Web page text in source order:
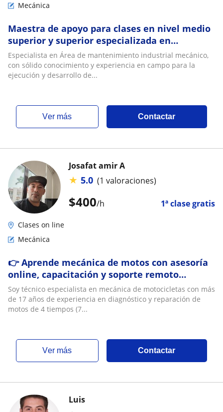
Mecánica
Maestra de apoyo para clases en nivel medio
superior y superior especializada en
conocimientos sólidos en mantenimiento
mecánico
Especialista en Área de mantenimiento industrial mecánico,
con sólido conocimiento y experiencia en campo para la
ejecución y desarrollo de...
ver más Contactar
$400/h 1ª clase gratis
Josafat amir A
★ 5.0 (1 valoraciones)
Clases on line
Mecánica
👉 Aprende mecánica de motos con asesoría
online, capacitación y soporte remoto
experto
Soy técnico especialista en mecánica de motocicletas con más
de 17 años de experiencia en diagnóstico y reparación de
motos de 4 tiempos (7...
ver más Contactar
Luis